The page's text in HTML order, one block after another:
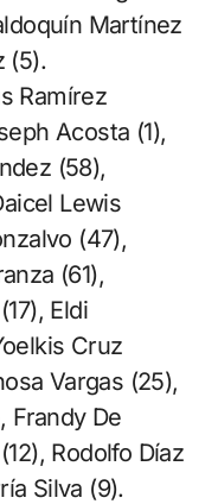
Martínez
(5).
Ramírez
Acosta (1),
(58),
Lewis
(47),
(61),
Eldi
Cruz
Vargas (25),
Frandy De
Rodolfo Díaz
Silva (9).